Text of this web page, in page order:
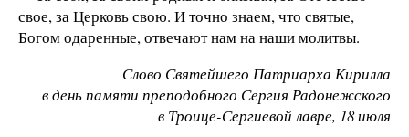
свое, за Церковь свою. И точно знаем, что святые,
Богом одаренные, отвечают нам на наши молитвы.
Слово Святейшего Патриарха Кирилла
в день памяти преподобного Сергия Радонежского
в Троице-Сергиевой лавре, 18 июля